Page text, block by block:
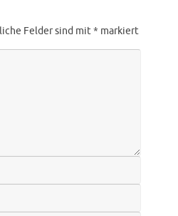
Felder sind mit* markiert